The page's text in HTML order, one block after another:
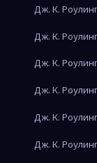
Дж. К.
Дж. К.
Дж. К.
Дж. К.
Дж. К.
Дж. К.